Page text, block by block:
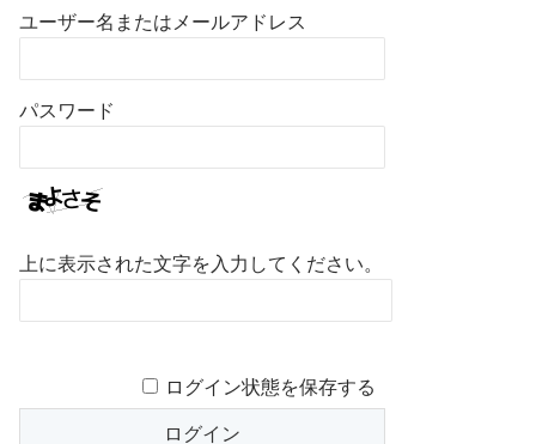
ユーザー名またはメールアドレス
パスワード
上に表示された文字を入力してください。
ログイン状態を保存する